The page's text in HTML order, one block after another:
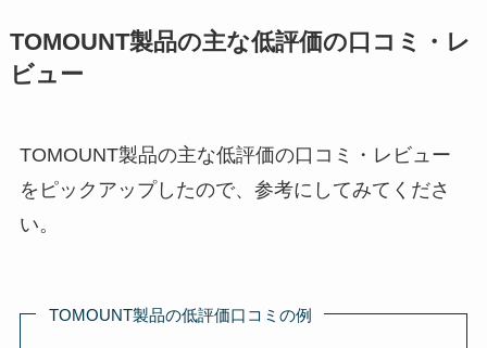
TOMOUNT製品の主な低評価の口コミ・レ
ビュー
TOMOUNT製品の主な低評価の口コミ・レビュー
をピックアップしたので、参考にしてみてくださ
い。
TOMOUNT製品の低評価口コミの例